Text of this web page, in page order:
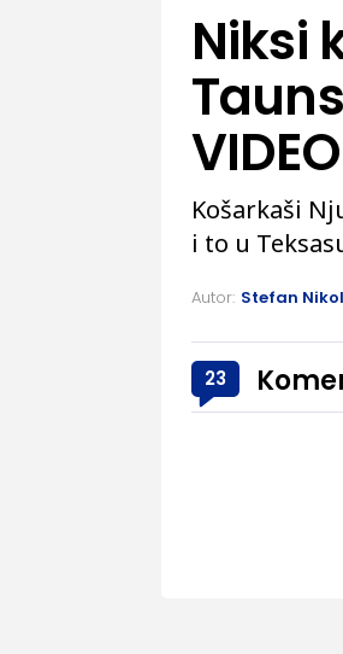
Niksi
VIDEO
Košarkaši
i to u
Autor: Stefan
23